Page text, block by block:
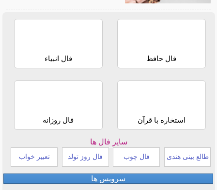
فال حافظ فال انبیاء
استخاره با قرآن فال روزانه
سایر فال ها
طالع بینی هندی فال چوب فال روز تولد تعبیر خواب
سرویس ها